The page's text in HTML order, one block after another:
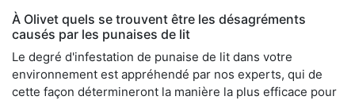
À Olivet quels se trouvent être les désagréments
causés par les punaises de lit
Le degré d'infestation de punaise de lit dans votre
environnement est appréhendé par nos experts, qui de
cette façon détermineront la manière la plus efficace pour